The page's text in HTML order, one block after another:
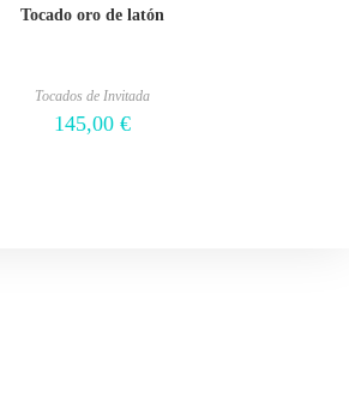
Tocado oro de latón
Tocados de Invitada
145,00 €